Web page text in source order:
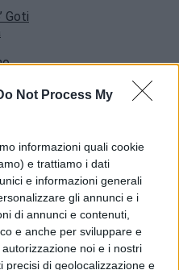
Not Process My
informazioni quali cookie
e trattiamo i dati
e informazioni generali
gli annunci e i
di annunci e contenuti,
e anche per sviluppare e
noi e i nostri
precisi di geolocalizzazione e
Goti